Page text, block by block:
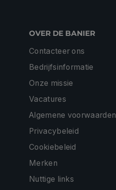
OVER DE BANIER
Contacteer ons
Bedrijfsinformatie
Onze missie
Vacatures
Algemene voorwaarden
Privacybeleid
Cookiebeleid
Merken
Nuttige links